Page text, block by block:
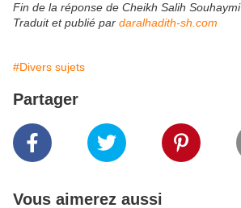
Fin de la réponse de Cheikh Salih Souhaymi
Traduit et publié par daralhadith-sh.com
#Divers sujets
Partager
Vous aimerez aussi